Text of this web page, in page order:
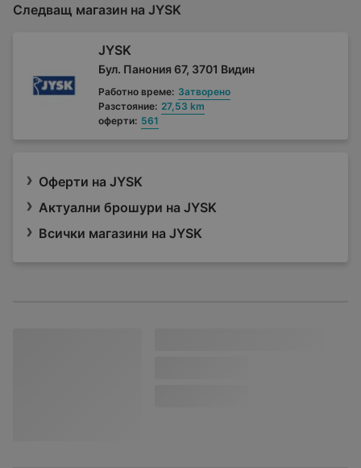
Следващ магазин на JYSK
JYSK
Бул. Панония 67, 3701 Видин
Работно време: Затворено
Разстояние: 27,53 km
оферти: 561
Оферти на JYSK
Актуални брошури на JYSK
Всички магазини на JYSK